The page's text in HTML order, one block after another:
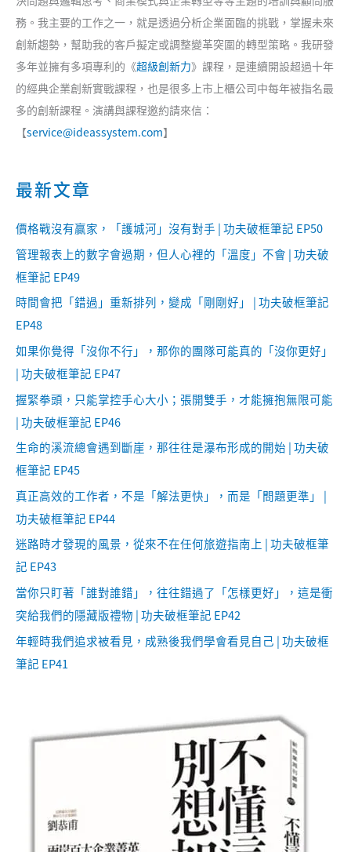
務。我主要的工作之一，就是透過分析企業面臨的挑戰，掌握未來
創新趨勢，幫助我的客戶擬定或調整變革突圍的轉型策略。我研發
多年並擁有多項專利的《超級創新力》課程，是連續開設超過十年
的經典企業創新實戰課程，也是很多上市上櫃公司中每年被指名最
多的創新課程。演講與課程邀約請來信：
【service@ideassystem.com】
最新文章
價格戰沒有贏家，「護城河」沒有對手 | 功夫破框筆記 EP50
管理報表上的數字會過期，但人心裡的「溫度」不會 | 功夫破
框筆記 EP49
時間會把「錯過」重新排列，變成「剛剛好」 | 功夫破框筆記
EP48
如果你覺得「沒你不行」，那你的團隊可能真的「沒你更好」
| 功夫破框筆記 EP47
握緊拳頭，只能掌控手心大小；張開雙手，才能擁抱無限可能
| 功夫破框筆記 EP46
生命的溪流總會遇到斷崖，那往往是瀑布形成的開始 | 功夫破
框筆記 EP45
真正高效的工作者，不是「解法更快」，而是「問題更準」 |
功夫破框筆記 EP44
迷路時才發現的風景，從來不在任何旅遊指南上 | 功夫破框筆
記 EP43
當你只盯著「誰對誰錯」，往往錯過了「怎樣更好」，這是衝
突給我們的隱藏版禮物 | 功夫破框筆記 EP42
年輕時我們追求被看見，成熟後我們學會看見自己 | 功夫破框
筆記 EP41